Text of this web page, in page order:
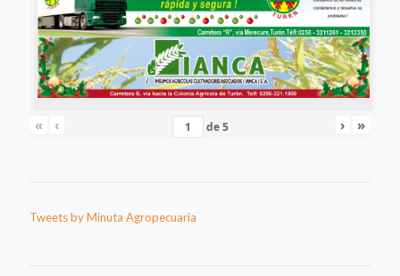
« ‹ de5 › »
Tweets by Minuta Agropecuaria